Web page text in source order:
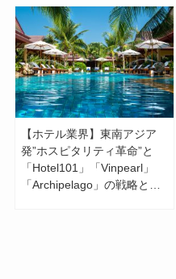
【ホテル業界】東南アジア
発”ホスピタリティ革命”と
「Hotel101」「Vinpearl」
「Archipelago」の戦略と